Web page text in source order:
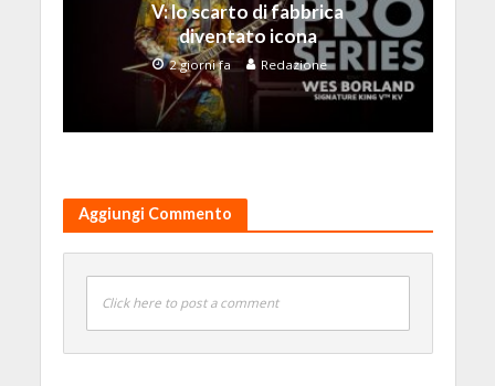
V: lo scarto di fabbrica
diventato icona
2 giorni fa Redazione
Aggiungi Commento
Click here to post a comment